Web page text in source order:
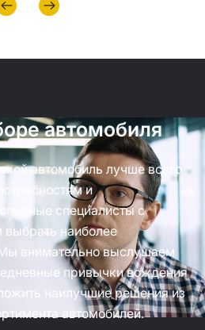
автомобиля
автомобиль лучше всего
и
специалисты с
наиболее
внимательно выслушаем
привычки вождения
наилучшие решения из
автомобилей.